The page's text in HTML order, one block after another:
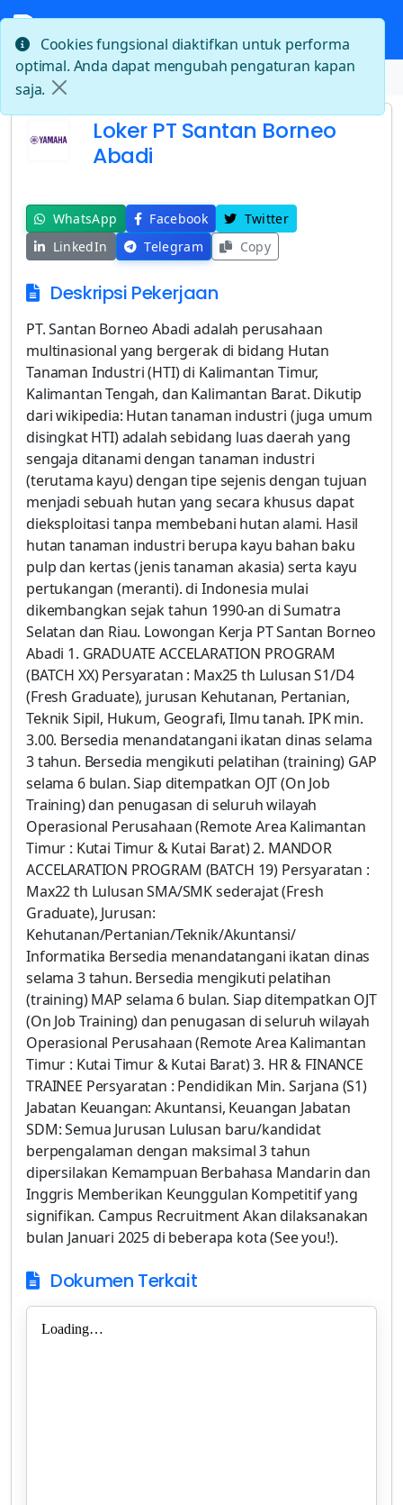
Beranda Loker PT Santan Borneo Abadi
Loker PT Santan Borneo
Abadi
WhatsApp Facebook
Twitter
LinkedIn
Telegram Copy
Deskripsi Pekerjaan
PT. Santan Borneo Abadi adalah perusahaan
multinasional yang bergerak di bidang Hutan
Tanaman Industri (HTI) di Kalimantan Timur,
Kalimantan Tengah, dan Kalimantan Barat. Dikutip
dari wikipedia: Hutan tanaman industri (juga umum
disingkat HTI) adalah sebidang luas daerah yang
sengaja ditanami dengan tanaman industri
(terutama kayu) dengan tipe sejenis dengan tujuan
menjadi sebuah hutan yang secara khusus dapat
dieksploitasi tanpa membebani hutan alami. Hasil
hutan tanaman industri berupa kayu bahan baku
pulp dan kertas (jenis tanaman akasia) serta kayu
pertukangan (meranti). di Indonesia mulai
dikembangkan sejak tahun 1990-an di Sumatra
Selatan dan Riau. Lowongan Kerja PT Santan Borneo
Abadi 1. GRADUATE ACCELARATION PROGRAM
(BATCH XX) Persyaratan : Max25 th Lulusan S1/D4
(Fresh Graduate), jurusan Kehutanan, Pertanian,
Teknik Sipil, Hukum, Geografi, Ilmu tanah. IPK min.
3.00. Bersedia menandatangani ikatan dinas selama
3 tahun. Bersedia mengikuti pelatihan (training) GAP
selama 6 bulan. Siap ditempatkan OJT (On Job
Training) dan penugasan di seluruh wilayah
Operasional Perusahaan (Remote Area Kalimantan
Timur : Kutai Timur & Kutai Barat) 2. MANDOR
ACCELARATION PROGRAM (BATCH 19) Persyaratan :
Max22 th Lulusan SMA/SMK sederajat (Fresh
Graduate), Jurusan:
Kehutanan/Pertanian/Teknik/Akuntansi/
Informatika Bersedia menandatangani ikatan dinas
selama 3 tahun. Bersedia mengikuti pelatihan
(training) MAP selama 6 bulan. Siap ditempatkan OJT
(On Job Training) dan penugasan di seluruh wilayah
Operasional Perusahaan (Remote Area Kalimantan
Timur : Kutai Timur & Kutai Barat) 3. HR & FINANCE
TRAINEE Persyaratan : Pendidikan Min. Sarjana (S1)
Jabatan Keuangan: Akuntansi, Keuangan Jabatan
SDM: Semua Jurusan Lulusan baru/kandidat
berpengalaman dengan maksimal 3 tahun
dipersilakan Kemampuan Berbahasa Mandarin dan
Inggris Memberikan Keunggulan Kompetitif yang
signifikan. Campus Recruitment Akan dilaksanakan
bulan Januari 2025 di beberapa kota (See you!).
Dokumen Terkait
Cookies fungsional diaktifkan untuk performa
optimal. Anda dapat mengubah pengaturan kapan
saja.